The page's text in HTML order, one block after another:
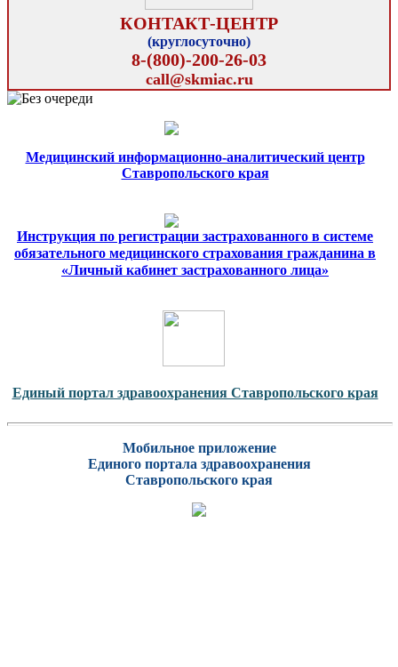
КОНТАКТ-ЦЕНТР
(круглосуточно)
8-(800)-200-26-03
call@skmiac.ru
Медицинский информационно-аналитический центр
Ставропольского края
Инструкция по регистрации застрахованного в системе
обязательного медицинского страхования гражданина в
«Личный кабинет застрахованного лица»
Единый портал здравоохранения Ставропольского края
Мобильное приложение
Единого портала здравоохранения
Ставропольского края